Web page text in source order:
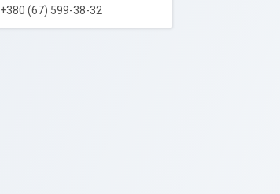
+380 (67) 599-38-32